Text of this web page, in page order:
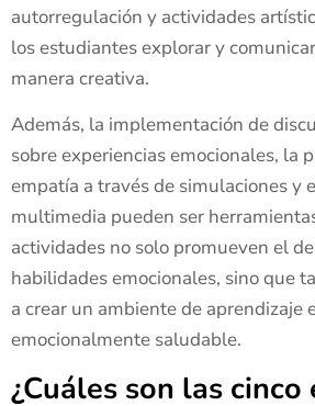
autorregulación y actividades
los estudiantes explorar y
manera creativa.
Además, la implementación de
sobre experiencias emocionales, la
empatía a través de simulaciones y
multimedia pueden ser
actividades no solo promueven el
habilidades emocionales, sino que
a crear un ambiente de aprendizaje
emocionalmente saludable.
¿Cuáles son las cinco